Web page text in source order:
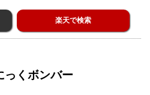
楽天で検索
っくボンバー